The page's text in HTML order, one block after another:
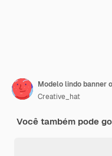
Modelo lindo banner
Creative_hat
Você também pode